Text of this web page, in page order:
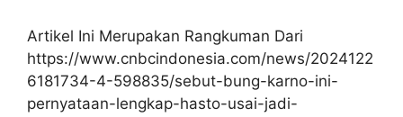
Artikel Ini Merupakan Rangkuman Dari
https://www.cnbcindonesia.com/news/2024122
6181734-4-598835/sebut-bung-karno-ini-
pernyataan-lengkap-hasto-usai-jadi-